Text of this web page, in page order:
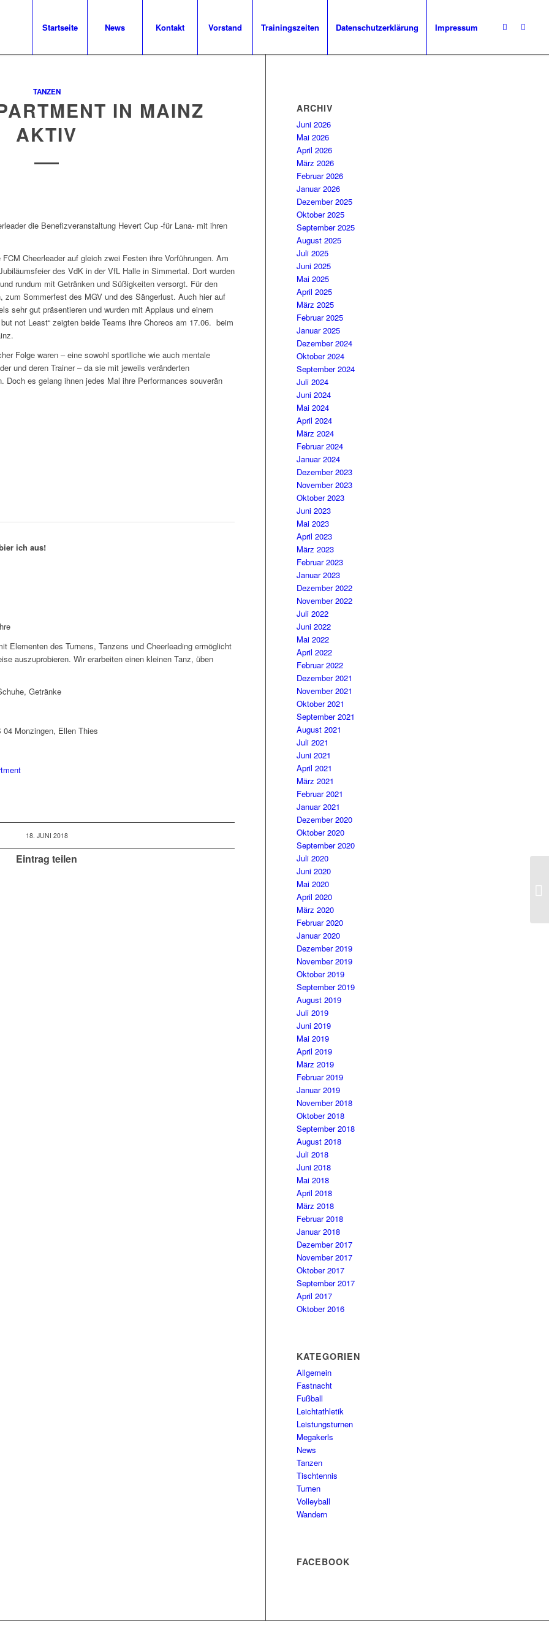
Startseite News Kontakt Vorstand Trainingszeiten Datenschutzerklärung Impressum
TANZEN
IN MAINZ
AKTIV
die Benefizveranstaltung Hevert Cup -für Lana- mit ihren
Cheerleader auf gleich zwei Festen ihre Vorführungen. Am
des VdK in der VfL Halle in Simmertal. Dort wurden
rundum mit Getränken und Süßigkeiten versorgt. Für den
, zum Sommerfest des MGV und des Sängerlust. Auch hier auf
sehr gut präsentieren und wurden mit Applaus und einem
not Least“ zeigten beide Teams ihre Choreos am 17.06. beim
Folge waren – eine sowohl sportliche wie auch mentale
und deren Trainer – da sie mit jeweils veränderten
Doch es gelang ihnen jedes Mal ihre Performances souverän
ich aus!
Elementen des Turnens, Tanzens und Cheerleading ermöglicht
auszuprobieren. Wir erarbeiten einen kleinen Tanz, üben
Getränke
Monzingen, Ellen Thies
18. JUNI 2018
Eintrag teilen
ARCHIV
Juni 2026
Mai 2026
April 2026
März 2026
Februar 2026
Januar 2026
Dezember 2025
Oktober 2025
September 2025
August 2025
Juli 2025
Juni 2025
Mai 2025
April 2025
März 2025
Februar 2025
Januar 2025
Dezember 2024
Oktober 2024
September 2024
Juli 2024
Juni 2024
Mai 2024
April 2024
März 2024
Februar 2024
Januar 2024
Dezember 2023
November 2023
Oktober 2023
Juni 2023
Mai 2023
April 2023
März 2023
Februar 2023
Januar 2023
Dezember 2022
November 2022
Juli 2022
Juni 2022
Mai 2022
April 2022
Februar 2022
Dezember 2021
November 2021
Oktober 2021
September 2021
August 2021
Juli 2021
Juni 2021
April 2021
März 2021
Februar 2021
Januar 2021
Dezember 2020
Oktober 2020
September 2020
Juli 2020
Juni 2020
Mai 2020
April 2020
März 2020
Februar 2020
Januar 2020
Dezember 2019
November 2019
Oktober 2019
September 2019
August 2019
Juli 2019
Juni 2019
Mai 2019
April 2019
März 2019
Februar 2019
Januar 2019
November 2018
Oktober 2018
September 2018
August 2018
Juli 2018
Juni 2018
Mai 2018
April 2018
März 2018
Februar 2018
Januar 2018
Dezember 2017
November 2017
Oktober 2017
September 2017
April 2017
Oktober 2016
KATEGORIEN
Allgemein
Fastnacht
Fußball
Leichtathletik
Leistungsturnen
Megakerls
News
Tanzen
Tischtennis
Turnen
Volleyball
Wandern
FACEBOOK